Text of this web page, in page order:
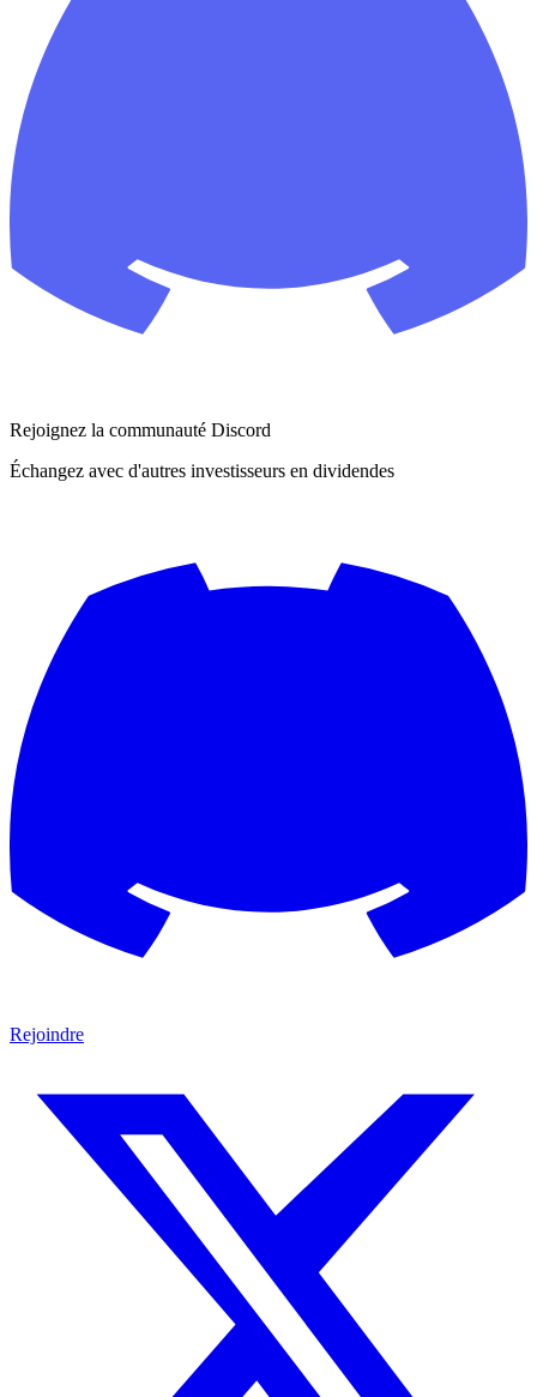
Rejoignez la communauté Discord
Échangez avec d'autres investisseurs en dividendes
Rejoindre